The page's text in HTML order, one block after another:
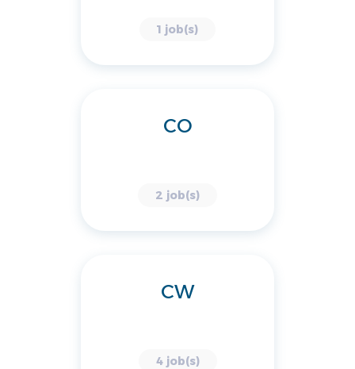
1 job(s)
CO
2 job(s)
CW
4 job(s)